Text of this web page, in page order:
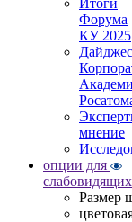
Форума
КУ 2025
мнение
опции для
слабовидящих
Размер